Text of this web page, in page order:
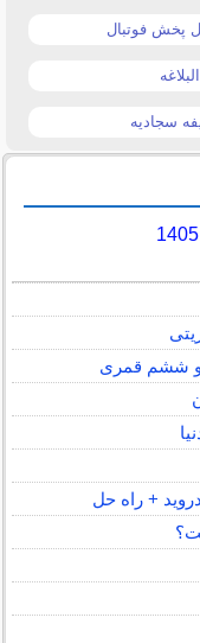
پخش فوتبال
سجادیه
و ششم قمری
+ راه حل